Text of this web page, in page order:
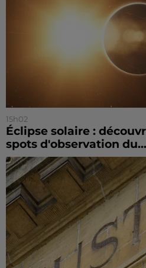
15h02
Éclipse solaire :
spots d'observation du...